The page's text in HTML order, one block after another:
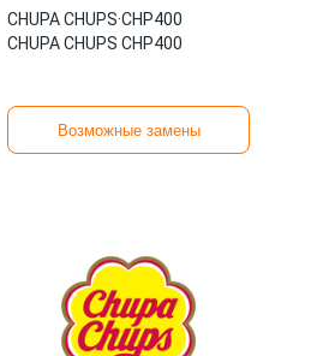
CHUPA CHUPS·CHP400
CHUPA CHUPS CHP400
Возможные замены